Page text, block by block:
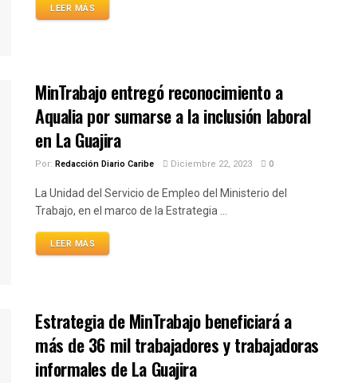
LEER MÁS
MinTrabajo entregó reconocimiento a
Aqualia por sumarse a la inclusión laboral
en La Guajira
Por: Redacción Diario Caribe Diciembre 22, 2023 0
La Unidad del Servicio de Empleo del Ministerio del
Trabajo, en el marco de la Estrategia ...
LEER MÁS
Estrategia de MinTrabajo beneficiará a
más de 36 mil trabajadores y trabajadoras
informales de La Guajira